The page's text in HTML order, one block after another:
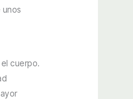
cuerpo.